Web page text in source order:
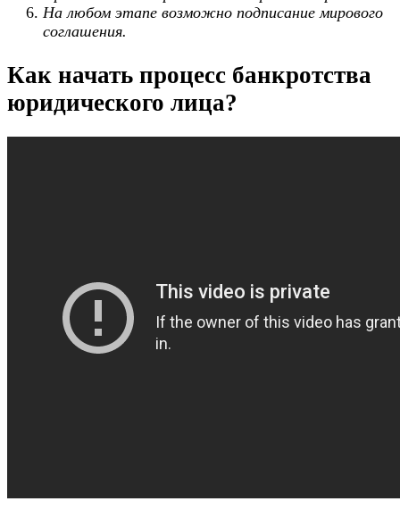
На любом этапе возможно подписание мирового
соглашения.
Как начать процесс банкротства
юридического лица?